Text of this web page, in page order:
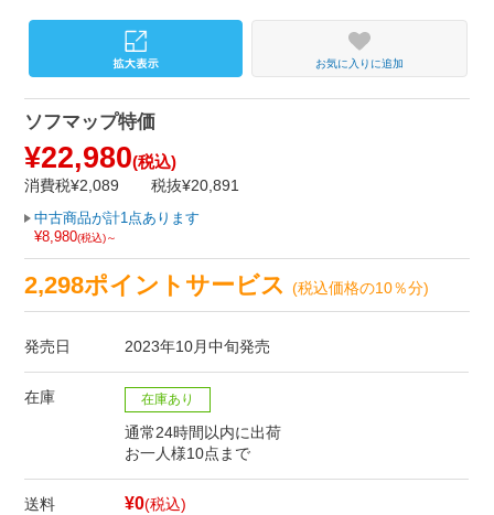
お気に入りに追加
ソフマップ特価
¥22,980(税込)
消費税¥2,089 税抜¥20,891
中古商品が計1点あります
¥8,980(税込)～
2,298ポイントサービス(税込価格の10％分)
発売日 2023年10月中旬発売
在庫 在庫あり
通常24時間以内に出荷
お一人様10点まで
送料 ¥0(税込)